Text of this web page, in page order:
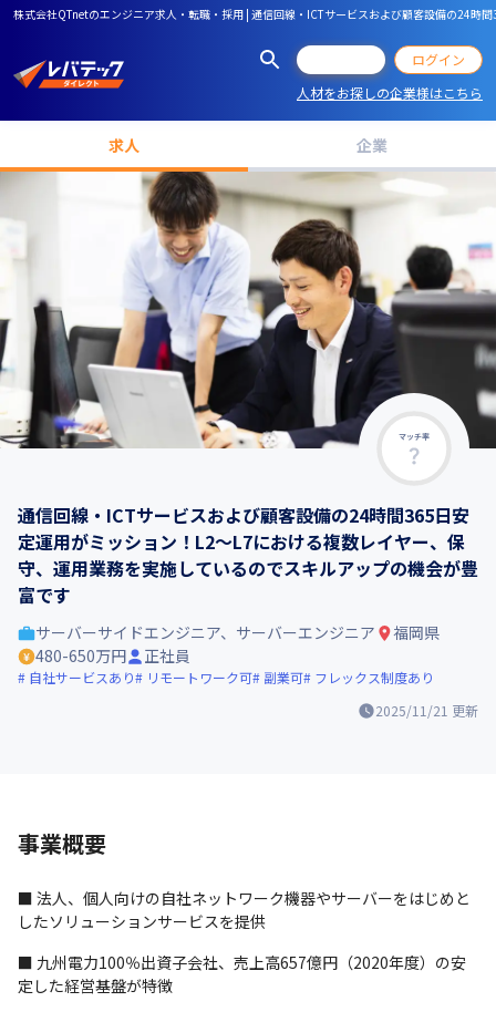
株式会社QTnetのエンジニア求人・転職・採用 | 通信回線・ICTサービスおよび顧客設備の24
ログイン
人材をお探しの企業様はこちら
求人 企業
マッチ率
通信回線・ICTサービスおよび顧客設備の24時間365日安
定運用がミッション！L2～L7における複数レイヤー、保
守、運用業務を実施しているのでスキルアップの機会が豊
富です
2025/11/21 更新
サーバーサイドエンジニア、サーバーエンジニア
福岡県
480-650万円
正社員
自社サービスあり リモートワーク可 副業可 フレックス制度あり
事業概要
■ 法人、個人向けの自社ネットワーク機器やサーバーをはじめと
したソリューションサービスを提供
■ 九州電力100％出資子会社、売上高657億円（2020年度）の安
定した経営基盤が特徴